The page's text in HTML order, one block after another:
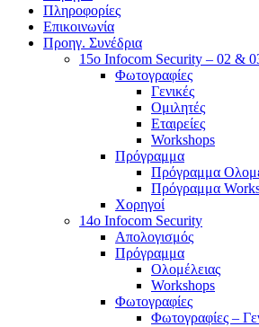
Πληροφορίες
Επικοινωνία
Προηγ. Συνέδρια
15o Infocom Security – 02 &
Φωτογραφίες
Γενικές
Ομιλητές
Εταιρείες
Workshops
Πρόγραμμα
Πρόγραμμα
Πρόγραμμα
Χορηγοί
14o Infocom Security
Απολογισμός
Πρόγραμμα
Ολομέλειας
Workshops
Φωτογραφίες
Φωτογραφίες –